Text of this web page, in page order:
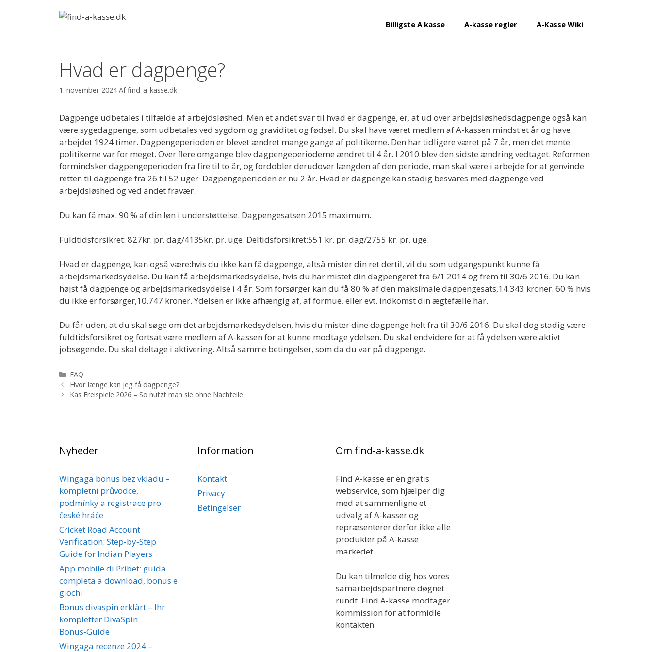
Billigste A kasse A-kasse regler A-Kasse Wiki
Hvad er dagpenge?
1. november 2024 Affind-a-kasse.dk
Dagpenge udbetales i tilfælde af arbejdsløshed. Men et andet svar til hvad er dagpenge, er, at ud over arbejdsløshedsdagpenge også kan
være sygedagpenge, som udbetales ved sygdom og graviditet og fødsel. Du skal have været medlem af A-kassen mindst et år og have
arbejdet 1924 timer. Dagpengeperioden er blevet ændret mange gange af politikerne. Den har tidligere været på 7 år, men det mente
politikerne var for meget. Over flere omgange blev dagpengeperioderne ændret til 4 år. I 2010 blev den sidste ændring vedtaget. Reformen
formindsker dagpengeperioden fra fire til to år, og fordobler derudover længden af den periode, man skal være i arbejde for at genvinde
retten til dagpenge fra 26 til 52 uger Dagpengeperioden er nu 2 år. Hvad er dagpenge kan stadig besvares med dagpenge ved
arbejdsløshed og ved andet fravær.
Du kan få max. 90 % af din løn i understøttelse. Dagpengesatsen 2015 maximum.
Fuldtidsforsikret: 827kr. pr. dag/4135kr. pr. uge. Deltidsforsikret:551 kr. pr. dag/2755 kr. pr. uge.
Hvad er dagpenge, kan også være:hvis du ikke kan få dagpenge, altså mister din ret dertil, vil du som udgangspunkt kunne få
arbejdsmarkedsydelse. Du kan få arbejdsmarkedsydelse, hvis du har mistet din dagpengeret fra 6/1 2014 og frem til 30/6 2016. Du kan
højst få dagpenge og arbejdsmarkedsydelse i 4 år. Som forsørger kan du få 80 % af den maksimale dagpengesats,14.343 kroner. 60 % hvis
du ikke er forsørger,10.747 kroner. Ydelsen er ikke afhængig af, af formue, eller evt. indkomst din ægtefælle har.
Du får uden, at du skal søge om det arbejdsmarkedsydelsen, hvis du mister dine dagpenge helt fra til 30/6 2016. Du skal dog stadig være
fuldtidsforsikret og fortsat være medlem af A-kassen for at kunne modtage ydelsen. Du skal endvidere for at få ydelsen være aktivt
jobsøgende. Du skal deltage i aktivering. Altså samme betingelser, som da du var på dagpenge.
Kategorier
FAQ
Hvor længe kan jeg få dagpenge?
Kas Freispiele 2026 – So nutzt man sie ohne Nachteile
Nyheder
Wingaga bonus bez vkladu –
kompletní průvodce,
podmínky a registrace pro
české hráče
Cricket Road Account
Verification: Step‑by‑Step
Guide for Indian Players
App mobile di Pribet: guida
completa a download, bonus e
giochi
Bonus divaspin erklärt – Ihr
kompletter DivaSpin
Bonus‑Guide
Wingaga recenze 2024 –
Information
Kontakt
Privacy
Betingelser
Om find-a-kasse.dk
Find A-kasse er en gratis
webservice, som hjælper dig
med at sammenligne et
udvalg af A-kasser og
repræsenterer derfor ikke alle
produkter på A-kasse
markedet.
Du kan tilmelde dig hos vores
samarbejdspartnere døgnet
rundt. Find A-kasse modtager
kommission for at formidle
kontakten.